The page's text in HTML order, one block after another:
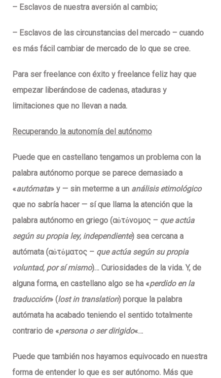
– Esclavos de nuestra aversión al cambio;
– Esclavos de las circunstancias del mercado – cuando
es más fácil cambiar de mercado de lo que se cree.
Para serfreelance con éxito y freelance feliz hay que
empezar liberándose de cadenas, ataduras y
limitaciones que no llevan a nada.
Recuperando la autonomía del autónomo
Puede que en castellano tengamos un problema con la
palabra autónomo porque se parece demasiado a
«autómata» y — sin meterme a un análisis etimológico
que no sabría hacer — sí que llama la atención que la
palabra autónomo en griego (αὐτόνομος – que actúa
según su propia ley, independiente) sea cercana a
autómata (αὐτόματος – que actúa según su propia
voluntad, por sí mismo)… Curiosidades de la vida. Y, de
alguna forma, en castellano algo se ha «perdido en la
traducción» (lost in translation) porque la palabra
autómata ha acabado teniendo el sentido totalmente
contrario de «persona o ser dirigido«…
Puede que también nos hayamos equivocado en nuestra
forma de entender lo que es ser autónomo. Más que